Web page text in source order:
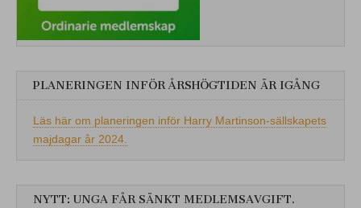
PLANERINGEN INFÖR ÅRSHÖGTIDEN ÄR IGÅNG
Läs här om planeringen inför Harry Martinson-sällskapets
majdagar år 2024.
NYTT: UNGA FÅR SÄNKT MEDLEMSAVGIFT.